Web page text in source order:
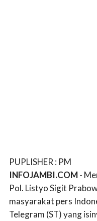
PUPLISHER : PM
INFOJAMBI.COM-
Pol. Listyo Sigit
masyarakat pers
Telegram (ST) yang